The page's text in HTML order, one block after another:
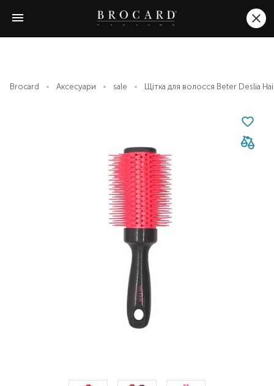
Brocard Аксесуари sale Щітка для волосся Beter Deslia